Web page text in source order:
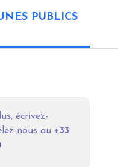
PUBLICS
écrivez-
nous au +33